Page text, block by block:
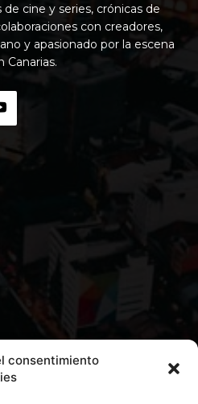
consentimiento
cine y series, crónicas de
con creadores,
y apasionado por la escena
Canarias.